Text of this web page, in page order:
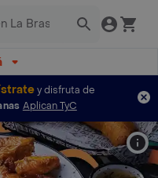
y disfruta de
Aplican TyC